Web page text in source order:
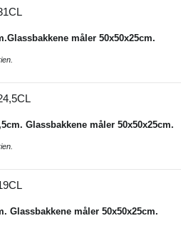
måler 50x50x25cm.
Glassbakkene måler 50x50x25cm.
Glassbakkene måler 50x50x25cm.